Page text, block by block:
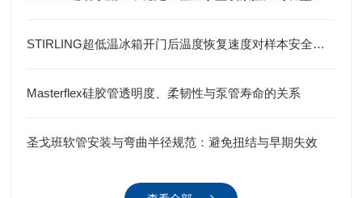
STIRLING超低温冰箱开门后温度恢复速度对样本安全的影响
Masterflex硅胶管透明度、柔韧性与泵管寿命的关系
圣戈班软管安装与弯曲半径规范：避免扭结与早期失效